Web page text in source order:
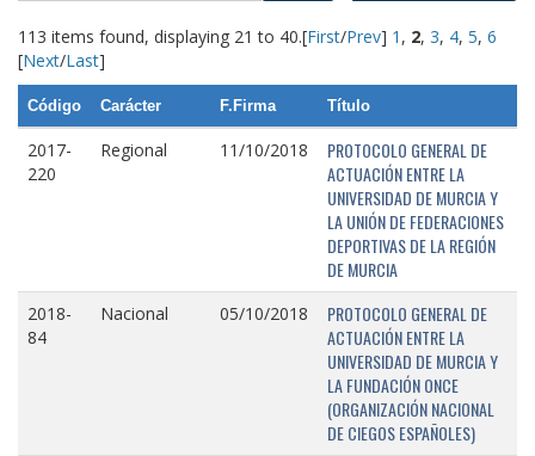
113 items found, displaying 21 to 40.[First/Prev] 1 , 2, 3, 4, 5, 6
[Next/Last]
Código Carácter F.Firma Título
2017-
220
Regional 11/10/2018
PROTOCOLO GENERAL DE
ACTUACIÓN ENTRE LA
UNIVERSIDAD DE MURCIA Y
LA UNIÓN DE FEDERACIONES
DEPORTIVAS DE LA REGIÓN
DE MURCIA
2018-
84
Nacional 05/10/2018
PROTOCOLO GENERAL DE
ACTUACIÓN ENTRE LA
UNIVERSIDAD DE MURCIA Y
LA FUNDACIÓN ONCE
(ORGANIZACIÓN NACIONAL
DE CIEGOS ESPAÑOLES)